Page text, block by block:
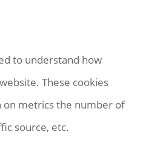
to understand how
These cookies
metrics the number of
source, etc.